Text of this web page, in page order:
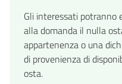
Gli interessati potranno
alla domanda il nulla
appartenenza o una
di provenienza di
osta.